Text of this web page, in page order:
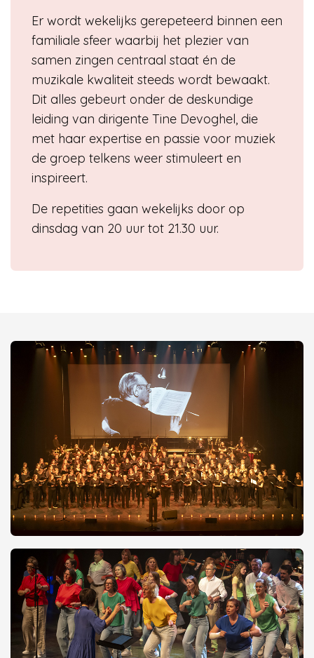
Er wordt wekelijks gerepeteerd binnen een
familiale sfeer waarbij het plezier van
samen zingen centraal staat én de
muzikale kwaliteit steeds wordt bewaakt.
Dit alles gebeurt onder de deskundige
leiding van dirigente Tine Devoghel, die
met haar expertise en passie voor muziek
de groep telkens weer stimuleert en
inspireert.
De repetities gaan wekelijks door op
dinsdag van 20 uur tot 21.30 uur.